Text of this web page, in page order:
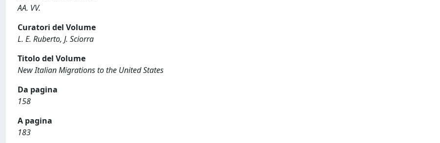
AA. VV.
Curatori del Volume
L. E. Ruberto, J. Sciorra
Titolo del Volume
New Italian Migrations to the United States
Da pagina
158
A pagina
183